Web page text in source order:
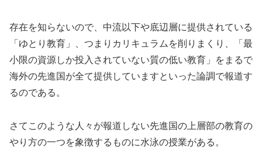
存在を知らないので、中流以下や底辺層に提供されている
「ゆとり教育」、つまりカリキュラムを削りまくり、「最
小限の資源しか投入されていない質の低い教育」をまるで
海外の先進国が全て提供していますといった論調で報道す
るのである。
さてこのような人々が報道しない先進国の上層部の教育の
やり方の一つを象徴するものに水泳の授業がある。